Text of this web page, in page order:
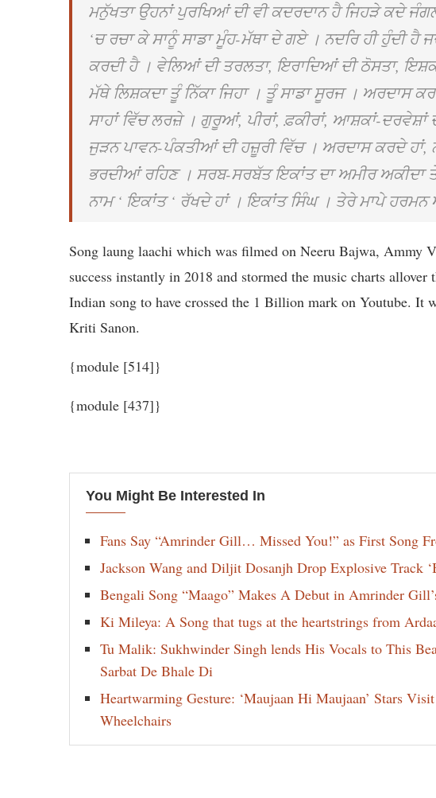
ਮਨੁੱਖਤਾ ਉਹਨਾਂ ਪੁਰਖਿਆਂ ਦੀ ਵੀ ਕਦਰਦਾਨ ਹੈ ਜਿਹੜੇ ਕਦੇ
‘ਚ ਰਚਾ ਕੇ ਸਾਨੂੰ ਸਾਡਾ ਮੂੰਹ-ਮੱਥਾ ਦੇ ਗਏ । ਨਦਰਿ ਹੀ ਹੁੰਦੀ
ਕਰਦੀ ਹੈ । ਵੇਲਿਆਂ ਦੀ ਤਰਲਤਾ, ਇਰਾਦਿਆਂ ਦੀ ਠੋਸਤਾ,
ਮੱਥੇ ਲਿਸ਼ਕਦਾ ਤੂੰ ਨਿੱਕਾ ਜਿਹਾ । ਤੂੰ ਸਾਡਾ ਸੂਰਜ । ਅਰਦਾਸ
ਸਾਹਾਂ ਵਿੱਚ ਲਰਜ਼ੇ । ਗੁਰੂਆਂ, ਪੀਰਾਂ, ਫ਼ਕੀਰਾਂ, ਆਸ਼ਕਾਂ-
ਜੁੜਨ ਪਾਵਨ-ਪੰਕਤੀਆਂ ਦੀ ਹਜ਼ੂਰੀ ਵਿੱਚ । ਅਰਦਾਸ ਕਰਦੇ ਹਾਂ,
ਭਰਦੀਆਂ ਰਹਿਣ । ਸਰਬ-ਸਰਬੱਤ ਇਕਾਂਤ ਦਾ ਅਮੀਰ ਅਕੀਦਾ
ਨਾਮ ‘ ਇਕਾਂਤ ‘ ਰੱਖਦੇ ਹਾਂ । ਇਕਾਂਤ ਸਿੰਘ । ਤੇਰੇ ਮਾਪੇ ਹਰਮਨ
Song laung laachi which was filmed on Neeru Bajwa, Ammy
success instantly in 2018 and stormed the music charts
Indian song to have crossed the 1 Billion mark on Youtube. It
Kriti Sanon.
{module [514]}
{module [437]}
You Might Be Interested In
Fans Say “Amrinder Gill… Missed You!” as First Song
Jackson Wang and Diljit Dosanjh Drop Explosive Track
Bengali Song “Maago” Makes A Debut in Amrinder
Ki Mileya: A Song that tugs at the heartstrings from
Tu Malik: Sukhwinder Singh lends His Vocals to This
Sarbat De Bhale Di
Heartwarming Gesture: ‘Maujaan Hi Maujaan’ Stars
Wheelchairs